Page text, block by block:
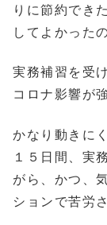
りに節約でき
してよかった
実務補習を受
コロナ影響が
かなり動きに
１５日間、実
がら、かつ、
ションで苦労